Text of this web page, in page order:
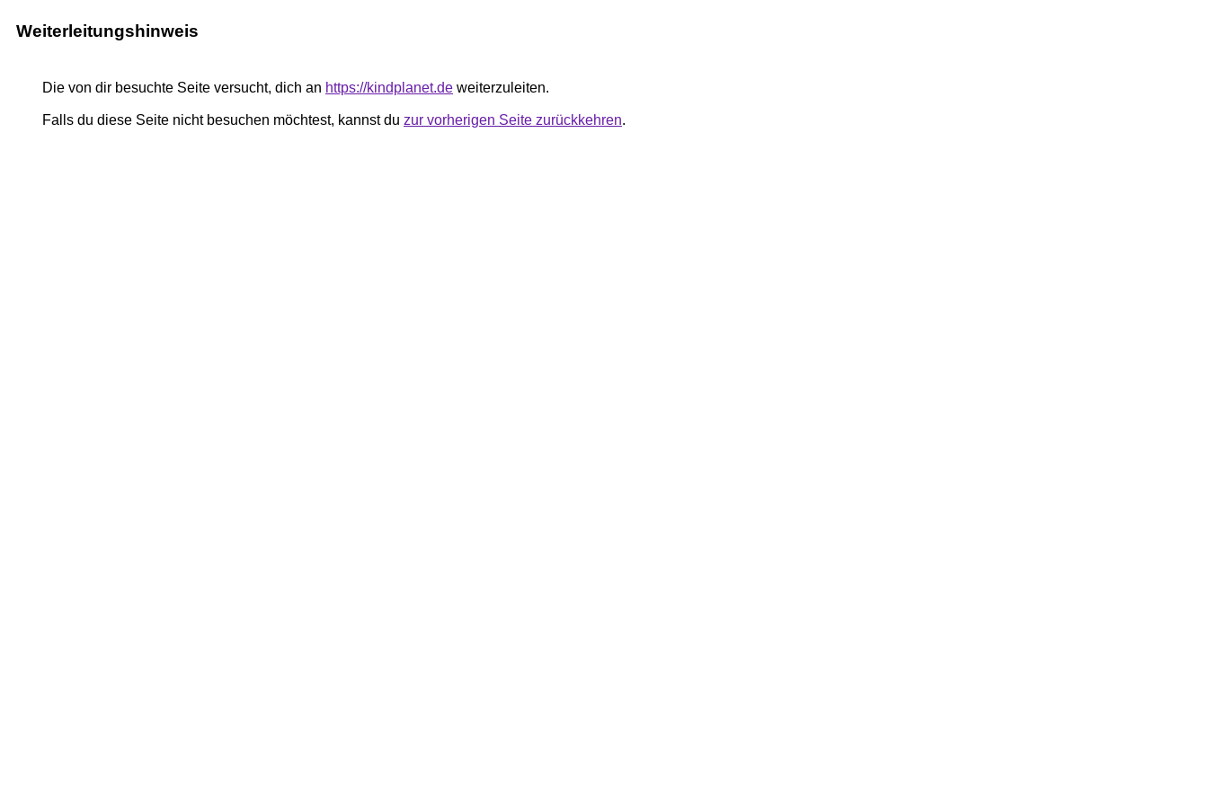
Weiterleitungshinweis
Die von dir besuchte Seite versucht, dich an https://kindplanet.de weiterzuleiten.
Falls du diese Seite nicht besuchen möchtest, kannst du zur vorherigen Seite zurückkehren.